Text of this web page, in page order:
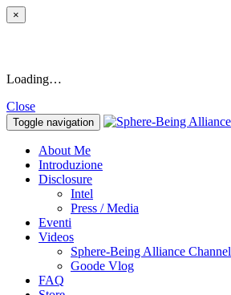
×
Loading…
Close
Toggle navigation
About Me
Introduzione
Disclosure
Intel
Press / Media
Eventi
Videos
Sphere-Being Alliance Channel
Goode Vlog
FAQ